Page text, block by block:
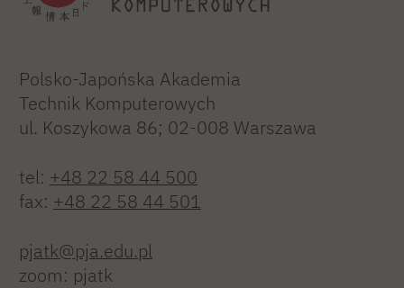
Polsko-Japońska Akademia
Technik Komputerowych
ul. Koszykowa 86; 02-008 Warszawa
tel: +48 22 58 44 500
fax: +48 22 58 44 501
pjatk@pja.edu.pl
zoom: pjatk